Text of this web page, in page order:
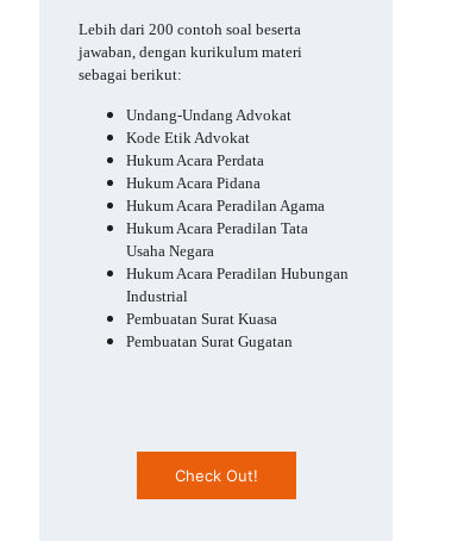
Lebih dari 200 contoh soal beserta
jawaban, dengan kurikulum materi
sebagai berikut:
Undang-Undang Advokat
Kode Etik Advokat
Hukum Acara Perdata
Hukum Acara Pidana
Hukum Acara Peradilan Agama
Hukum Acara Peradilan Tata
Usaha Negara
Hukum Acara Peradilan Hubungan
Industrial
Pembuatan Surat Kuasa
Pembuatan Surat Gugatan
Check Out!